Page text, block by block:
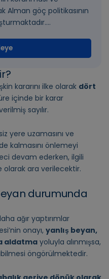
Alman göç politikasının
kararını ilke olarak dört
içinde bir karar
sayılır.
yere uzamasını ve
kalmasını önlemeyi
devam ederken, ilgili
olarak ara verilecektir.
durumunda
ağır yaptırımlar
onayı, yanlış beyan,
aldatma yoluyla alınmışsa,
öngörülmektedir.